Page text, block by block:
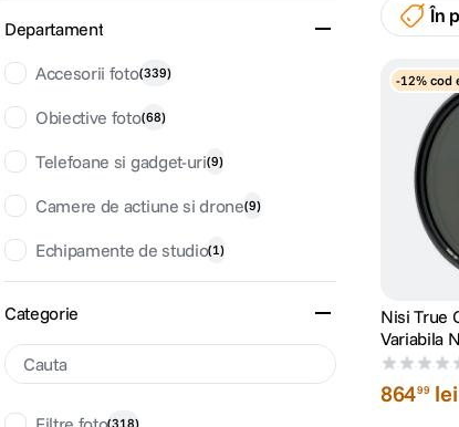
Departament
Accesorii foto(339)
Obiective foto(68)
Telefoane si gadget-uri(9)
Camere de actiune si drone(9)
Echipamente de studio(1)
Categorie
(318)
În
-12% cod
Nisi True
Variabila
86499 lei